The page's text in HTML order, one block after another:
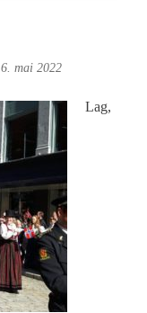
mai 2022
Lag,